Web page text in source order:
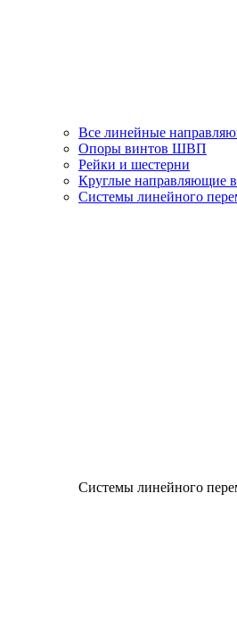
Все линейные
Опоры винтов ШВП
Рейки и шестерни
Круглые направляющие в
Системы линейного
Системы линейного